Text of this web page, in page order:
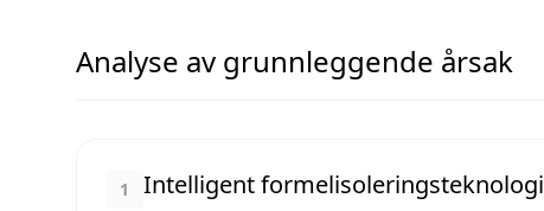
Analyse av grunnleggende årsak
1 Intelligent formelisolerings­teknologi